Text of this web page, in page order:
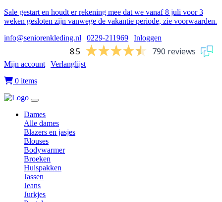
Sale gestart en houdt er rekening mee dat we vanaf 8 juli voor 3
weken gesloten zijn vanwege de vakantie periode, zie voorwaarden.
info@seniorenkleding.nl
0229-211969 Inloggen
8.5 790 reviews
Mijn account Verlanglijst
0 items
Dames
Alle dames
Blazers en jasjes
Blouses
Bodywarmer
Broeken
Huispakken
Jassen
Jeans
Jurkjes